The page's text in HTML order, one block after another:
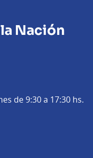
Nación
de 9:30 a 17:30 hs.